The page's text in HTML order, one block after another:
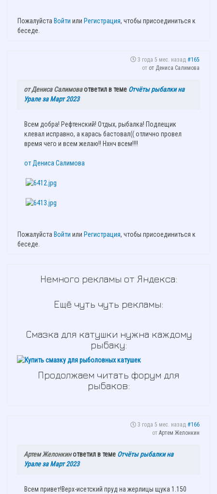
Пожалуйста Войти или Регистрация, чтобы присоединиться к
беседе.
3 года 5 мес. назад #165
от от Дениса Салимова
от Дениса Салимоваответил в теме Отчёты рыбалки на
Урале за Март 2023
Всем добра! Рефтенский! Отдых, рыбалка! Подлещик
клевал исправно, а карась бастовал(( отлично провел
время чего и всем желаю!! Нхнч всем!!!!
от Дениса Салимова
Пожалуйста Войти или Регистрация, чтобы присоединиться к
беседе.
Немного рекламы от Яндекса:
Ещё чуть чуть рекламы:
Смазка для катушки нужна каждому
рыбаку:
Продолжаем читать форум для
рыбаков:
3 года 5 мес. назад #166
от Артем Желонкин
Артем Желонкинответил в теме Отчёты рыбалки на
Урале за Март 2023
Всем привет!Верх-исетский пруд на жерлицы щука 1.150